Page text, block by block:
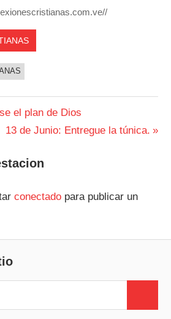
el plan de Dios
Siguiente
13 de Junio: Entregue la túnica.
conectado para publicar un